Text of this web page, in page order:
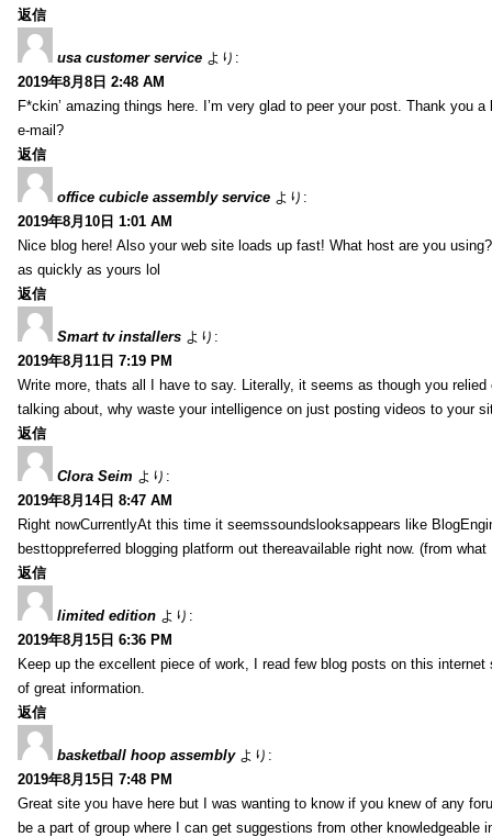
返信
usa customer service より:
2019年8月8日 2:48 AM
F*ckin’ amazing things here. I’m very glad to peer your post. Thank you
e-mail?
返信
office cubicle assembly service より:
2019年8月10日 1:01 AM
Nice blog here! Also your web site loads up fast! What host are you
as quickly as yours lol
返信
Smart tv installers より:
2019年8月11日 7:19 PM
Write more, thats all I have to say. Literally, it seems as though you
talking about, why waste your intelligence on just posting videos to your
返信
Clora Seim より:
2019年8月14日 8:47 AM
Right nowCurrentlyAt this time it seemssoundslooksappears like
besttoppreferred blogging platform out thereavailable right now. (from
返信
limited edition より:
2019年8月15日 6:36 PM
Keep up the excellent piece of work, I read few blog posts on this
of great information.
返信
basketball hoop assembly より:
2019年8月15日 7:48 PM
Great site you have here but I was wanting to know if you knew of any
be a part of group where I can get suggestions from other